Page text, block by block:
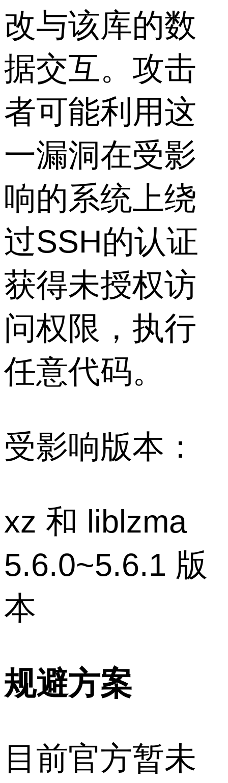
改与该库的数
据交互。攻击
者可能利用这
一漏洞在受影
响的系统上绕
过SSH的认证
获得未授权访
问权限，执行
任意代码。
受影响版本：
xz 和 liblzma
5.6.0~5.6.1 版
本
规避方案
目前官方暂未